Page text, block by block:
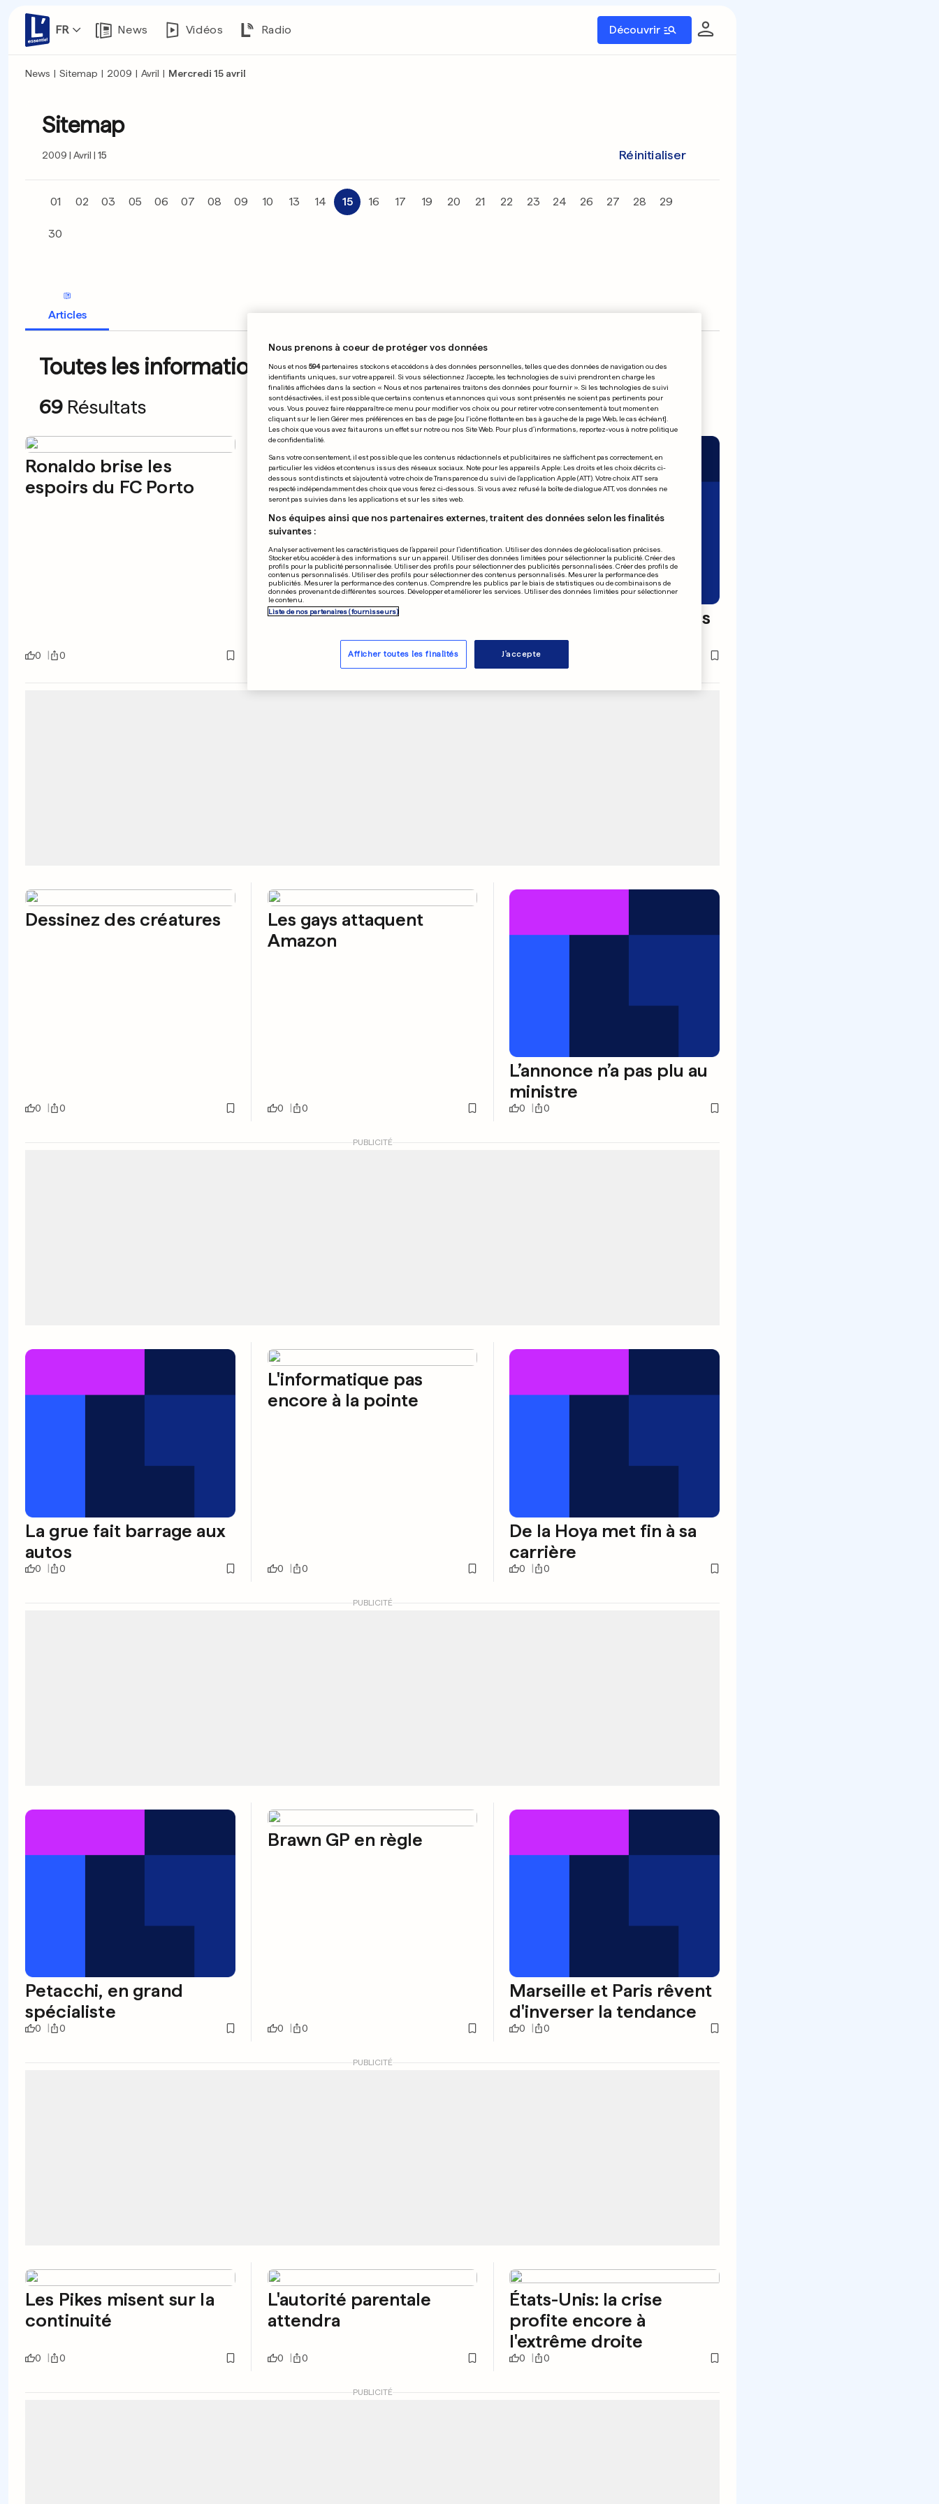
FR News Vidéos Radio Découvrir
News | Sitemap | 2009 | Avril | Mercredi 15 avril
Sitemap
2009 Avril 15 Réinitialiser
01 02 03 05 06 07 08 09 10 13 14 15 16 17 19 20 21 22 23 24 26 27 28 29
30
Articles
Toutes les informations du 15.04.2009
69 Résultats
Ronaldo brise les
espoirs du FC Porto
0 0
Le Barça ne veut pas
Ribéry
Villarreal corrigé par les
Gunners
0
Dessinez des créatures
0 0
Les gays attaquent
Amazon
0 0
L’annonce n’a pas plu au
ministre
0 0
PUBLICITÉ
La grue fait barrage aux
autos
0 0
L'informatique pas
encore à la pointe
0 0
De la Hoya met fin à sa
carrière
0 0
PUBLICITÉ
Petacchi, en grand
spécialiste
0 0
Brawn GP en règle
0 0
Marseille et Paris rêvent
d'inverser la tendance
0 0
PUBLICITÉ
Les Pikes misent sur la
continuité
0 0
L'autorité parentale
attendra
0 0
États-Unis: la crise
profite encore à
l'extrême droite
0 0
PUBLICITÉ
Nous prenons à coeur de protéger vos données
Nous et nos 594partenaires stockons et accédons à des données personnelles, telles que des données de navigation ou des
identifiants uniques, sur votre appareil. Si vous sélectionnez J'accepte, les technologies de suivi prendront en charge les
finalités affichées dans la section « Nous et nos partenaires traitons des données pour fournir ». Si les technologies de suivi
sont désactivées, il est possible que certains contenus et annonces qui vous sont présentés ne soient pas pertinents pour
vous. Vous pouvez faire réapparaître ce menu pour modifier vos choix ou pour retirer votre consentement à tout moment en
cliquant sur le lien Gérer mes préférences en bas de page [ou l'icône flottante en bas à gauche de la page Web, le cas échéant].
Les choix que vous avez fait aurons un effet sur notre ou nos Site Web. Pour plus d’informations, reportez-vous à notre politique
de confidentialité.
Sans votre consentement, il est possible que les contenus rédactionnels et publicitaires ne s'affichent pas correctement, en
particulier les vidéos et contenus issus des réseaux sociaux. Note pour les appareils Apple: Les droits et les choix décrits ci-
dessous sont distincts et s'ajoutent à votre choix de Transparence du suivi de l'application Apple (ATT). Votre choix ATT sera
respecté indépendamment des choix que vous ferez ci-dessous. Si vous avez refusé la boîte de dialogue ATT, vos données ne
seront pas suivies dans les applications et sur les sites web.
Nos équipes ainsi que nos partenaires externes, traitent des données selon les finalités
suivantes :
Analyser activement les caractéristiques de l’appareil pour l’identification. Utiliser des données de géolocalisation précises.
Stocker et/ou accéder à des informations sur un appareil. Utiliser des données limitées pour sélectionner la publicité. Créer des
profils pour la publicité personnalisée. Utiliser des profils pour sélectionner des publicités personnalisées. Créer des profils de
contenus personnalisés. Utiliser des profils pour sélectionner des contenus personnalisés. Mesurer la performance des
publicités. Mesurer la performance des contenus. Comprendre les publics par le biais de statistiques ou de combinaisons de
données provenant de différentes sources. Développer et améliorer les services. Utiliser des données limitées pour sélectionner
le contenu.
Liste de nos partenaires (fournisseurs)
Afficher toutes les finalités J'accepte